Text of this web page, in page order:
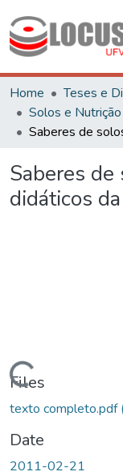
Home Teses e
Solos e
Saberes
didáticos
Files
texto completo.pdf
Date
2011-02-21